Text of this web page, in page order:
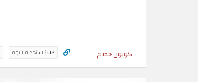
كوبون خصم 102استخدام اليوم